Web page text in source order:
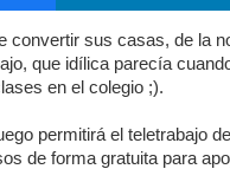
sus casas, de la
que idílica parecía
en el colegio ;).
permitirá el teletrabajo
de forma gratuita para